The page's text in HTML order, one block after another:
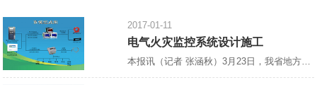
2017-01-11
电气火灾监控系统设计施工